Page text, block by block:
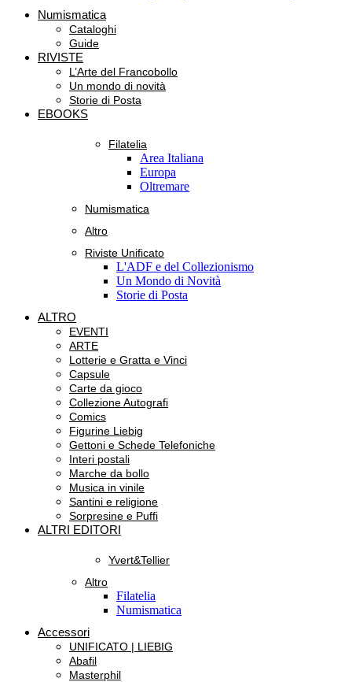
Numismatica
Cataloghi
Guide
RIVISTE
L’Arte del Francobollo
Un mondo di novità
Storie di Posta
EBOOKS
Filatelia
Area Italiana
Europa
Oltremare
Numismatica
Altro
Riviste Unificato
L'ADF e del Collezionismo
Un Mondo di Novità
Storie di Posta
ALTRO
EVENTI
ARTE
Lotterie e Gratta e Vinci
Capsule
Carte da gioco
Collezione Autografi
Comics
Figurine Liebig
Gettoni e Schede Telefoniche
Interi postali
Marche da bollo
Musica in vinile
Santini e religione
Sorpresine e Puffi
ALTRI EDITORI
Yvert&Tellier
Altro
Filatelia
Numismatica
Accessori
UNIFICATO | LIEBIG
Abafil
Masterphil